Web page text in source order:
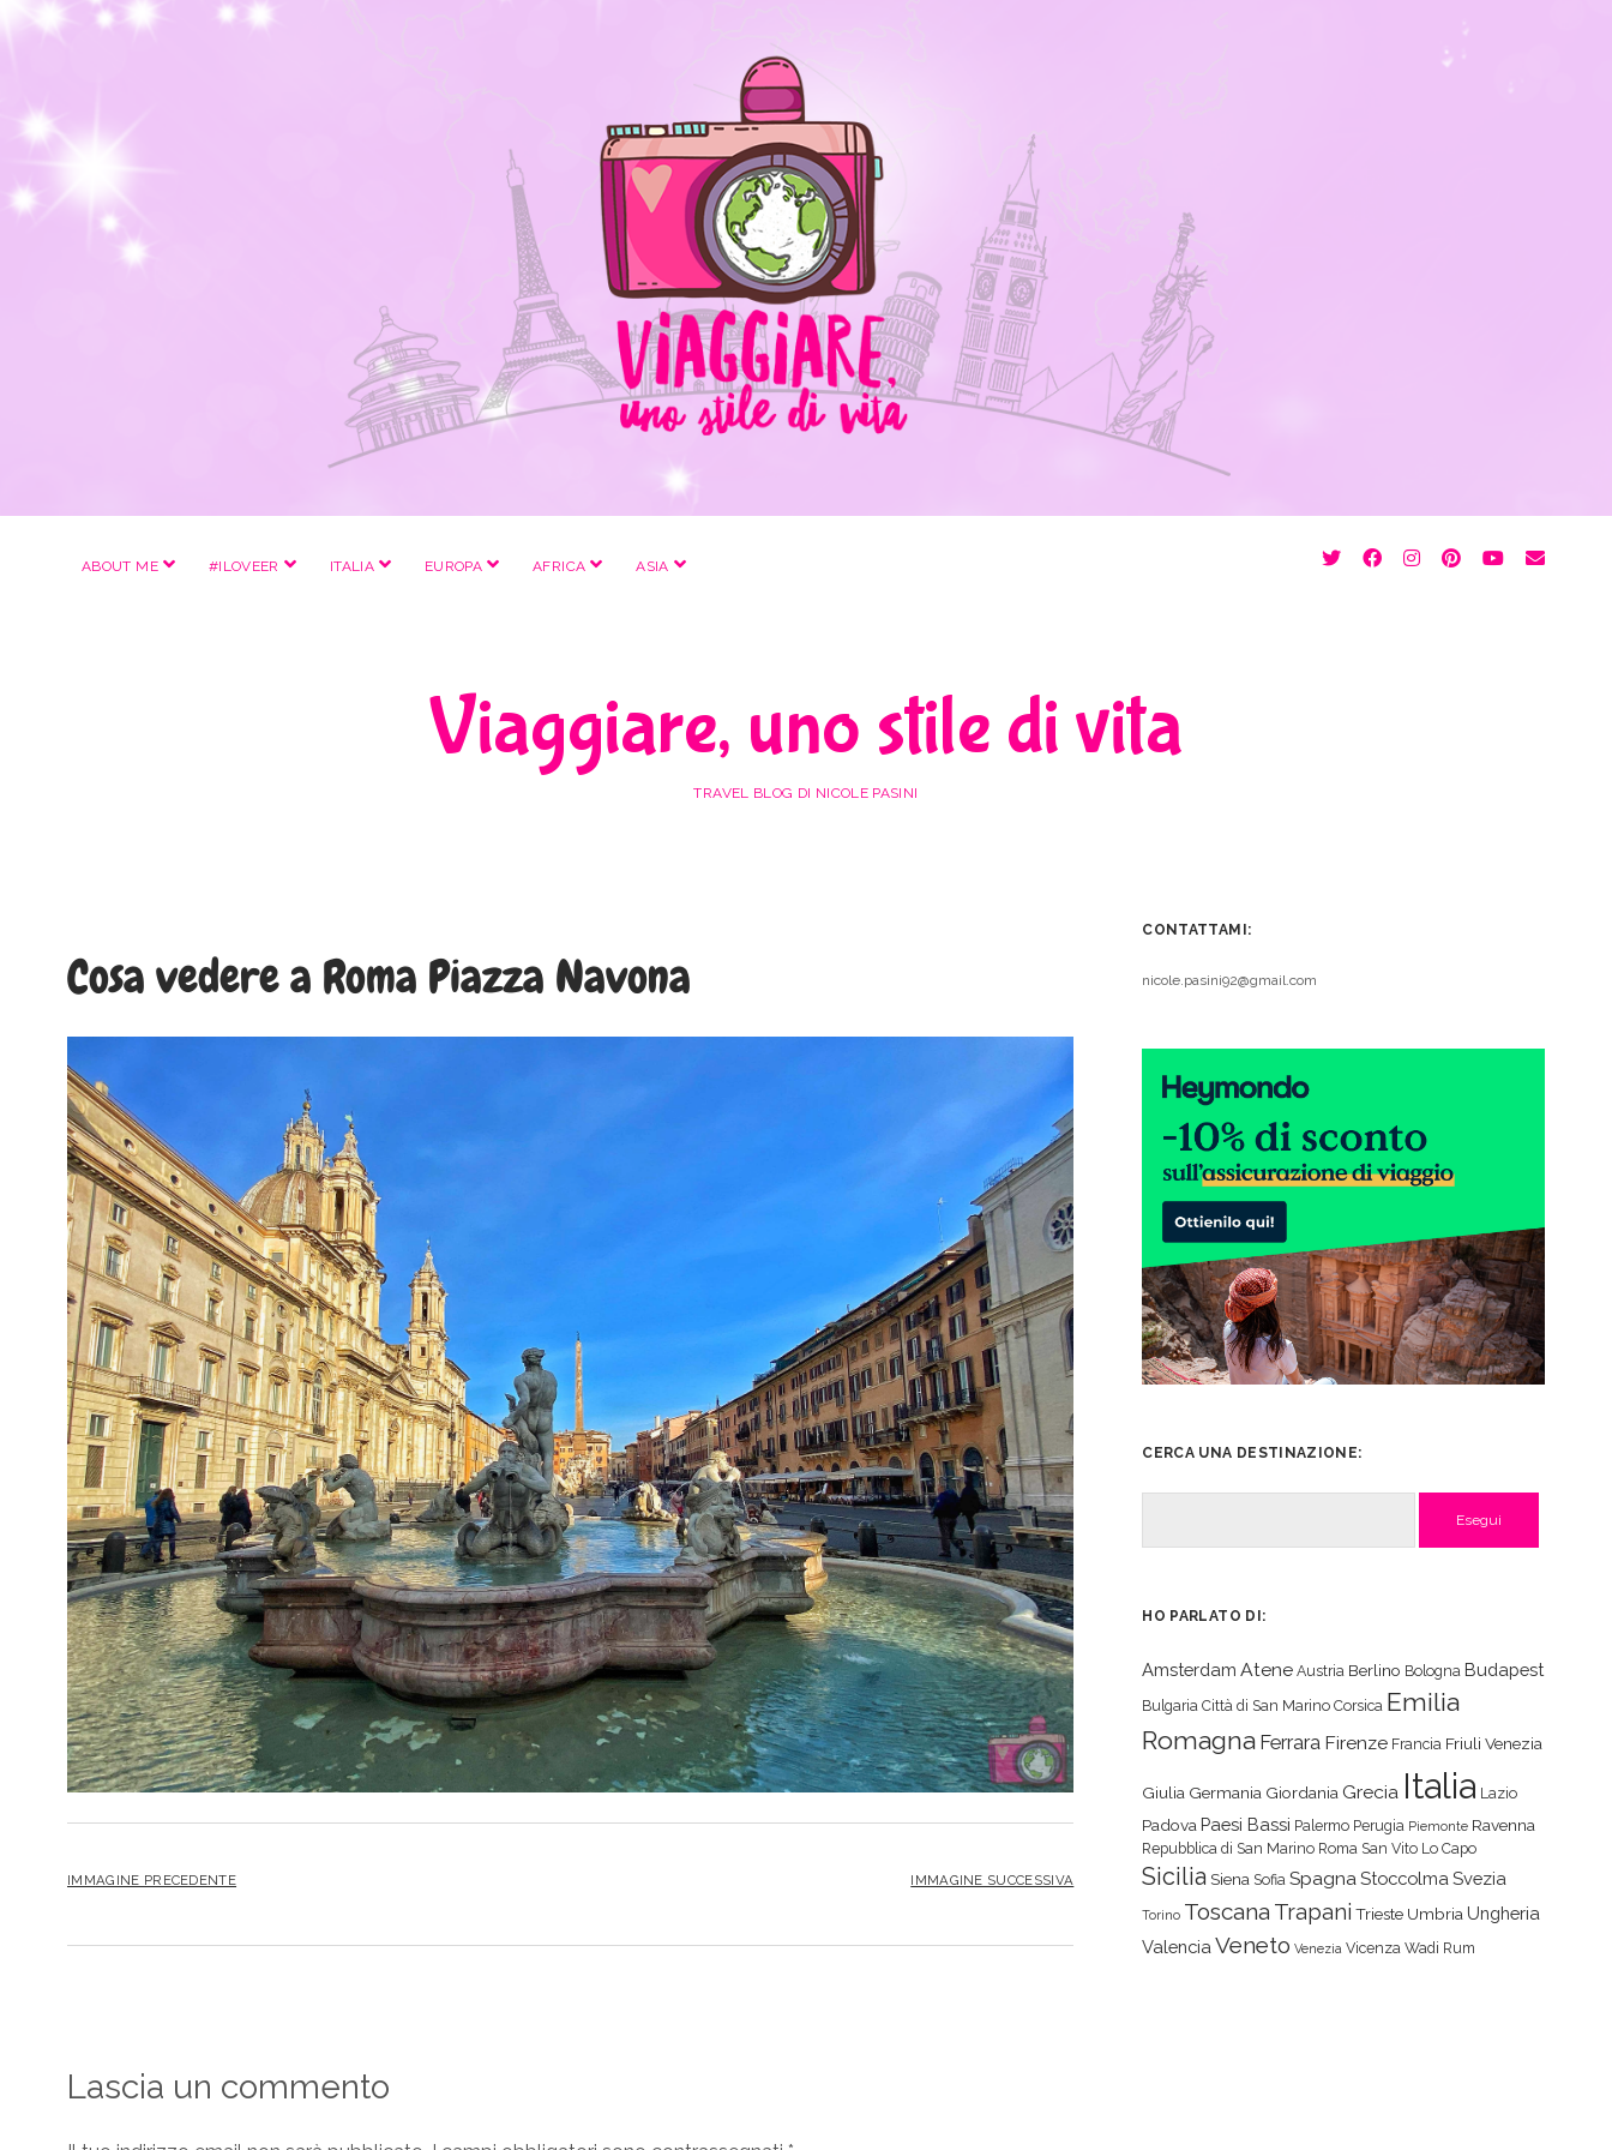
ABOUT ME apri
#ILOVEER apri
ITALIA apri
EUROPA apri
AFRICA apri
ASIA apri
twitterfacebookinstagram
pinterest
youtube
email
Viaggiare, uno stile di vita
TRAVEL BLOG DI NICOLE PASINI
Cosa vedere a Roma Piazza Navona
IMMAGINE PRECEDENTE IMMAGINE SUCCESSIVA
Lascia un commento
CONTATTAMI:
nicole.pasini92@gmail.com
CERCA UNA DESTINAZIONE:
HO PARLATO DI:
Amsterdam Atene Austria Berlino Bologna Budapest
Bulgaria Città di San Marino Corsica Emilia
Romagna Ferrara Firenze Francia Friuli Venezia
Giulia Germania Giordania Grecia Italia Lazio
Padova Paesi Bassi Palermo Perugia Piemonte Ravenna
Repubblica di San Marino Roma San Vito Lo Capo
Sicilia Siena Sofia SpagnaStoccolma Svezia
Torino Toscana Trapani Trieste Umbria Ungheria
Valencia Veneto Venezia Vicenza Wadi Rum